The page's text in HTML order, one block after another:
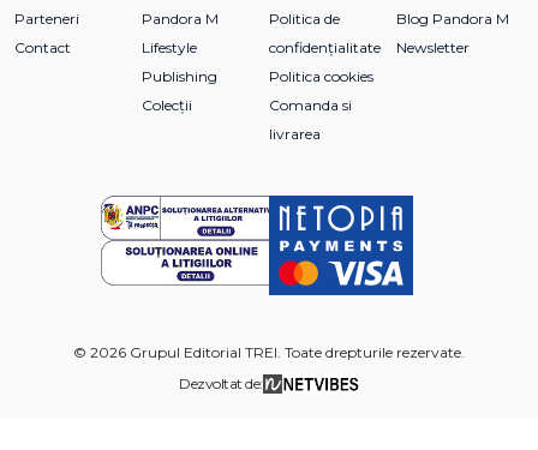
Parteneri
Contact
Pandora M
Lifestyle
Publishing
Colecții
Politica de
confidențialitate
Politica cookies
Comanda si
livrarea
Blog Pandora M
Newsletter
© 2026 Grupul Editorial TREI. Toate drepturile rezervate.
Dezvoltat de: